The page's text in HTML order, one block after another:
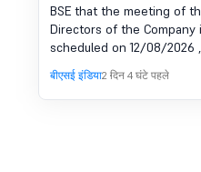
2026
BSE that the meeting of
Directors of the Company
scheduled on 12/08/2026
to consider and approve
Unaudited Financial
first quarter ended 30th
बीएसई इंडिया2 दिन 4 घंटे पहले